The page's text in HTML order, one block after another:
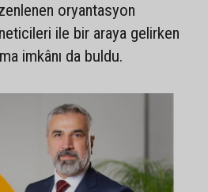
oryantasyon
ile bir araya gelirken
imkânı da buldu.